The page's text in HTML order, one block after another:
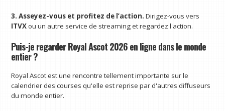
3. Asseyez-vous et profitez de l’action.Dirigez-vous vers
ITVXou un autre service de streaming et regardez l'action.
Puis-je regarder Royal Ascot 2026 en ligne dans le monde
entier ?
Royal Ascot est une rencontre tellement importante sur le
calendrier des courses qu'elle est reprise par d'autres diffuseurs
du monde entier.